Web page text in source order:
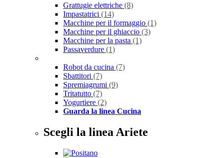
Grattugie elettriche (8)
Impastatrici (14)
Macchine per il formaggio (1)
Macchine per il ghiaccio (3)
Macchine per la pasta (1)
Passaverdure (1)
Robot da cucina (7)
Sbattitori (7)
Spremiagrumi (9)
Tritatutto (7)
Yogurtiere (2)
Guarda la linea Cucina
Scegli la linea Ariete